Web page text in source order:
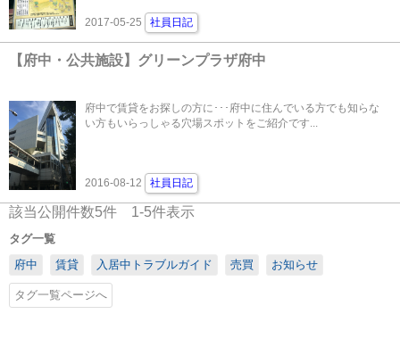
2017-05-25 社員日記
【府中・公共施設】グリーンプラザ府中
府中で賃貸をお探しの方に･･･府中に住んでいる方でも知らな
い方もいらっしゃる穴場スポットをご紹介です...
2016-08-12 社員日記
該当公開件数5件 1-5件表示
タグ一覧
府中
賃貸 入居中トラブルガイド 売買 お知らせ
タグ一覧ページへ